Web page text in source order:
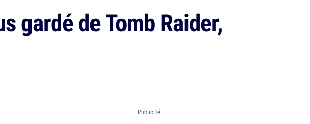
gardé de Tomb Raider,